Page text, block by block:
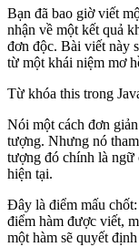
Bạn đã bao giờ viết
nhận về một kết quả
đơn độc. Bài viết này
từ một khái niệm mơ
Từ khóa this trong
Nói một cách đơn
tượng. Nhưng nó
tượng đó chính là ngữ
hiện tại.
Đây là điểm mấu
điểm hàm được viết,
một hàm sẽ quyết định